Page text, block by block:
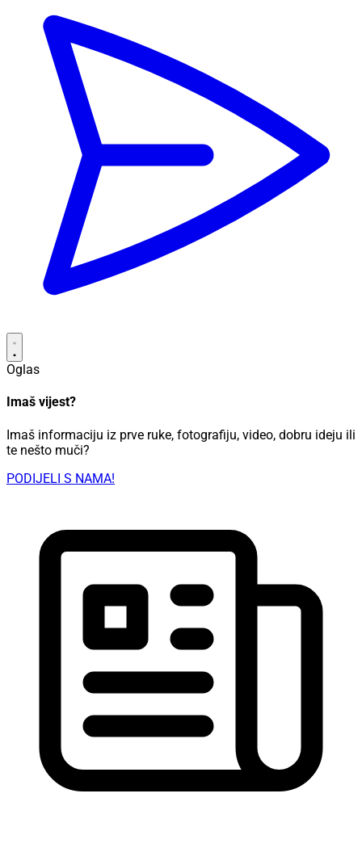
Oglas
Imaš vijest?
Imaš informaciju iz prve ruke, fotografiju, video, dobru ideju ili
te nešto muči?
PODIJELI S NAMA!